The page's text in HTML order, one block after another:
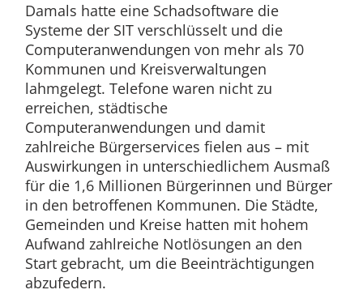
Damals hatte eine Schadsoftware die
Systeme der SIT verschlüsselt und die
Computeranwendungen von mehr als 70
Kommunen und Kreisverwaltungen
lahmgelegt. Telefone waren nicht zu
erreichen, städtische
Computeranwendungen und damit
zahlreiche Bürgerservices fielen aus – mit
Auswirkungen in unterschiedlichem Ausmaß
für die 1,6 Millionen Bürgerinnen und Bürger
in den betroffenen Kommunen. Die Städte,
Gemeinden und Kreise hatten mit hohem
Aufwand zahlreiche Notlösungen an den
Start gebracht, um die Beeinträchtigungen
abzufedern.